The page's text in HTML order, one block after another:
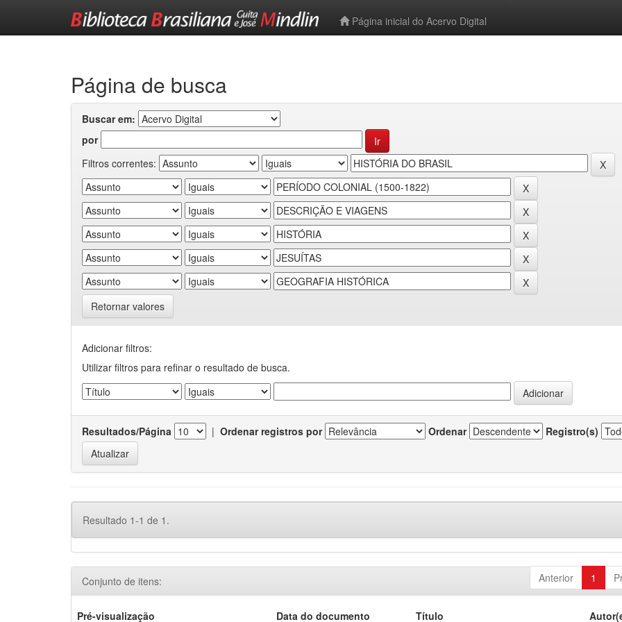
Página inicial do Acervo Digital
Página de busca
Buscar em:
por
Filtros correntes:
Retornar valores
Adicionar filtros:
Utilizar filtros para refinar o resultado de busca.
Resultados/Página | Ordenar registros por Ordenar Registro(s)
Resultado 1-1 de 1.
Anterior 1
Conjunto de itens:
Pré-visualização Data do documento Título